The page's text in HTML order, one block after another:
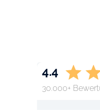
4.4
30.000+